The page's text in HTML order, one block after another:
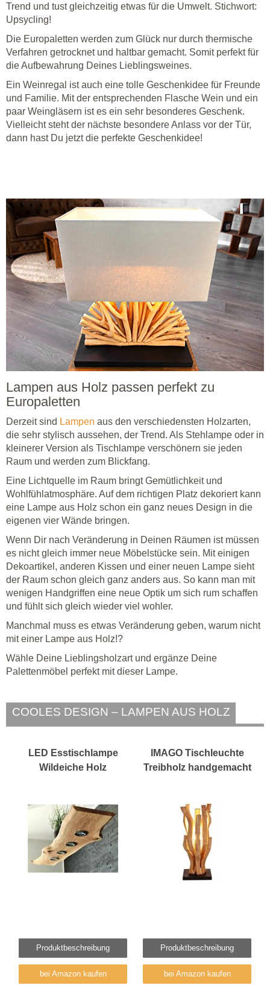
Trend und tust gleichzeitig etwas für die Umwelt. Stichwort:
Upsycling!
Die Europaletten werden zum Glück nur durch thermische
Verfahren getrocknet und haltbar gemacht. Somit perfekt für
die Aufbewahrung Deines Lieblingsweines.
Ein Weinregal ist auch eine tolle Geschenkidee für Freunde
und Familie. Mit der entsprechenden Flasche Wein und ein
paar Weingläsern ist es ein sehr besonderes Geschenk.
Vielleicht steht der nächste besondere Anlass vor der Tür,
dann hast Du jetzt die perfekte Geschenkidee!
Lampen aus Holz passen perfekt zu
Europaletten
Derzeit sind Lampen aus den verschiedensten Holzarten,
die sehr stylisch aussehen, der Trend. Als Stehlampe oder in
kleinerer Version als Tischlampe verschönern sie jeden
Raum und werden zum Blickfang.
Eine Lichtquelle im Raum bringt Gemütlichkeit und
Wohlfühlatmosphäre. Auf dem richtigen Platz dekoriert kann
eine Lampe aus Holz schon ein ganz neues Design in die
eigenen vier Wände bringen.
Wenn Dir nach Veränderung in Deinen Räumen ist müssen
es nicht gleich immer neue Möbelstücke sein. Mit einigen
Dekoartikel, anderen Kissen und einer neuen Lampe sieht
der Raum schon gleich ganz anders aus. So kann man mit
wenigen Handgriffen eine neue Optik um sich rum schaffen
und fühlt sich gleich wieder viel wohler.
Manchmal muss es etwas Veränderung geben, warum nicht
mit einer Lampe aus Holz!?
Wähle Deine Lieblingsholzart und ergänze Deine
Palettenmöbel perfekt mit dieser Lampe.
COOLES DESIGN – LAMPEN AUS HOLZ
LED Esstischlampe
Wildeiche Holz
Produktbeschreibung
bei Amazon kaufen
IMAGO Tischleuchte
Treibholz handgemacht
Produktbeschreibung
bei Amazon kaufen